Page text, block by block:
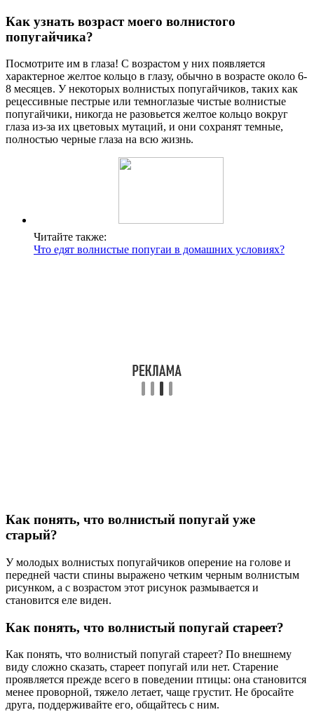
Как узнать возраст моего волнистого
попугайчика?
Посмотрите им в глаза! С возрастом у них появляется
характерное желтое кольцо в глазу, обычно в возрасте около 6-
8 месяцев. У некоторых волнистых попугайчиков, таких как
рецессивные пестрые или темноглазые чистые волнистые
попугайчики, никогда не разовьется желтое кольцо вокруг
глаза из-за их цветовых мутаций, и они сохранят темные,
полностью черные глаза на всю жизнь.
Читайте также:
Что едят волнистые попугаи в домашних условиях?
Как понять, что волнистый попугай уже
старый?
У молодых волнистых попугайчиков оперение на голове и
передней части спины выражено четким черным волнистым
рисунком, а с возрастом этот рисунок размывается и
становится еле виден.
Как понять, что волнистый попугай стареет?
Как понять, что волнистый попугай стареет? По внешнему
виду сложно сказать, стареет попугай или нет. Старение
проявляется прежде всего в поведении птицы: она становится
менее проворной, тяжело летает, чаще грустит. Не бросайте
друга, поддерживайте его, общайтесь с ним.